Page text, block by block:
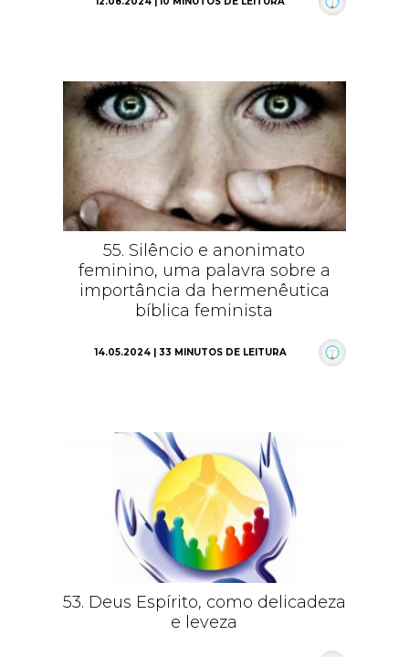
55. Silêncio e anonimato
feminino, uma palavra sobre a
importância da hermenêutica
bíblica feminista
14.05.2024 | 33 MINUTOS DE LEITURA
53. Deus Espírito, como delicadeza
e leveza